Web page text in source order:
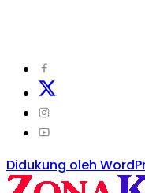
Didukung oleh